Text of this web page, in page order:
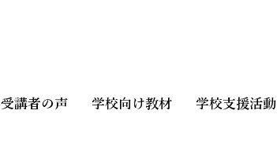
受講者の声 学校向け教材 学校支援活動